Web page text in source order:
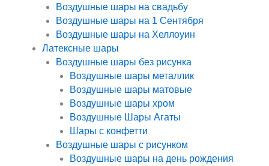
Воздушные шары на свадьбу
Воздушные шары на 1 Сентября
Воздушные шары на Хеллоуин
Латексные шары
Воздушные шары без рисунка
Воздушные шары металлик
Воздушные шары матовые
Воздушные шары хром
Воздушные Шары Агаты
Шары с конфетти
Воздушные шары с рисунком
Воздушные шары на день рождения